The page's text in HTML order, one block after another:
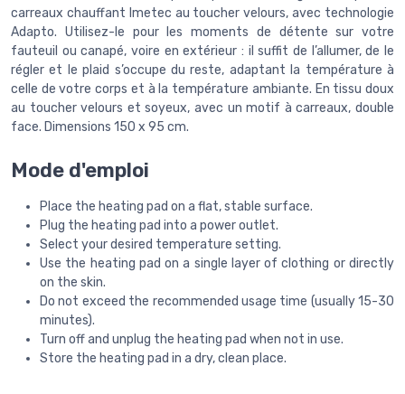
carreaux chauffant Imetec au toucher velours, avec technologie
Adapto. Utilisez-le pour les moments de détente sur votre
fauteuil ou canapé, voire en extérieur : il suffit de l’allumer, de le
régler et le plaid s’occupe du reste, adaptant la température à
celle de votre corps et à la température ambiante. En tissu doux
au toucher velours et soyeux, avec un motif à carreaux, double
face. Dimensions 150 x 95 cm.
Mode d'emploi
Place the heating pad on a flat, stable surface.
Plug the heating pad into a power outlet.
Select your desired temperature setting.
Use the heating pad on a single layer of clothing or directly
on the skin.
Do not exceed the recommended usage time (usually 15-30
minutes).
Turn off and unplug the heating pad when not in use.
Store the heating pad in a dry, clean place.